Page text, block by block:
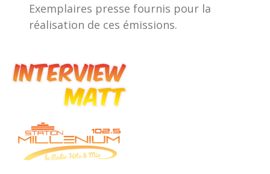
Exemplaires presse fournis pour la
réalisation de ces émissions.